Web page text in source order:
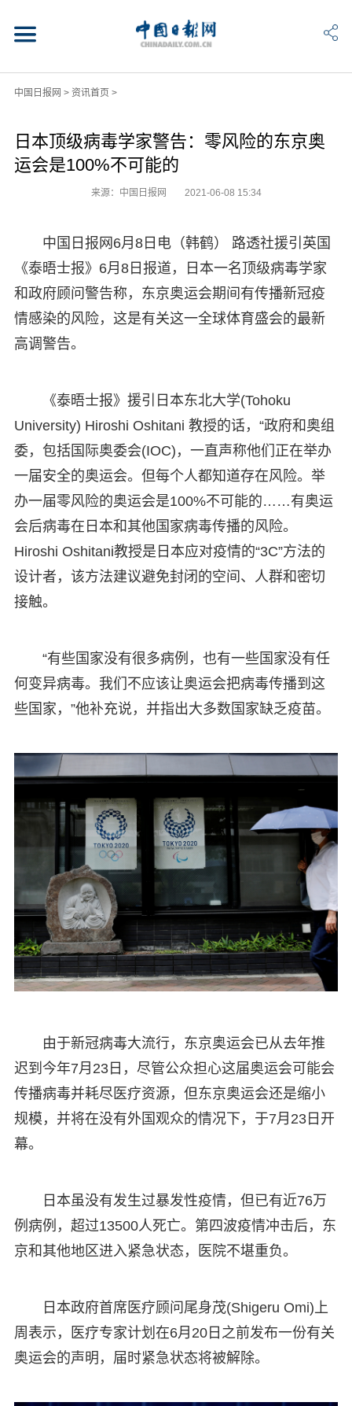
中国日报网 > 资讯首页>
日本顶级病毒学家警告：零风险的东京奥
运会是100%不可能的
来源：中国日报网 2021-06-08 15:34
中国日报网6月8日电（韩鹤） 路透社援引英国
《泰晤士报》6月8日报道，日本一名顶级病毒学家
和政府顾问警告称，东京奥运会期间有传播新冠疫
情感染的风险，这是有关这一全球体育盛会的最新
高调警告。
《泰晤士报》援引日本东北大学(Tohoku
University) Hiroshi Oshitani 教授的话，“政府和奥组
委，包括国际奥委会(IOC)，一直声称他们正在举办
一届安全的奥运会。但每个人都知道存在风险。举
办一届零风险的奥运会是100%不可能的……有奥运
会后病毒在日本和其他国家病毒传播的风险。
Hiroshi Oshitani教授是日本应对疫情的“3C”方法的
设计者，该方法建议避免封闭的空间、人群和密切
接触。
“有些国家没有很多病例，也有一些国家没有任
何变异病毒。我们不应该让奥运会把病毒传播到这
些国家，”他补充说，并指出大多数国家缺乏疫苗。
由于新冠病毒大流行，东京奥运会已从去年推
迟到今年7月23日，尽管公众担心这届奥运会可能会
传播病毒并耗尽医疗资源，但东京奥运会还是缩小
规模，并将在没有外国观众的情况下，于7月23日开
幕。
日本虽没有发生过暴发性疫情，但已有近76万
例病例，超过13500人死亡。第四波疫情冲击后，东
京和其他地区进入紧急状态，医院不堪重负。
日本政府首席医疗顾问尾身茂(Shigeru Omi)上
周表示，医疗专家计划在6月20日之前发布一份有关
奥运会的声明，届时紧急状态将被解除。